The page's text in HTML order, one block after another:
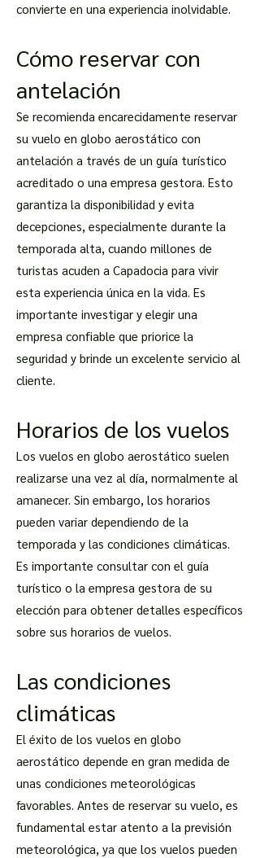
convierte en una experiencia inolvidable.
Cómo reservar con
antelación
Se recomienda encarecidamente reservar
su vuelo en globo aerostático con
antelación a través de un guía turístico
acreditado o una empresa gestora. Esto
garantiza la disponibilidad y evita
decepciones, especialmente durante la
temporada alta, cuando millones de
turistas acuden a Capadocia para vivir
esta experiencia única en la vida. Es
importante investigar y elegir una
empresa confiable que priorice la
seguridad y brinde un excelente servicio al
cliente.
Horarios de los vuelos
Los vuelos en globo aerostático suelen
realizarse una vez al día, normalmente al
amanecer. Sin embargo, los horarios
pueden variar dependiendo de la
temporada y las condiciones climáticas.
Es importante consultar con el guía
turístico o la empresa gestora de su
elección para obtener detalles específicos
sobre sus horarios de vuelos.
Las condiciones
climáticas
El éxito de los vuelos en globo
aerostático depende en gran medida de
unas condiciones meteorológicas
favorables. Antes de reservar su vuelo, es
fundamental estar atento a la previsión
meteorológica, ya que los vuelos pueden